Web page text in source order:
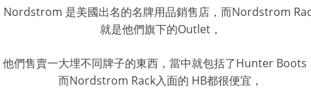
Nordstrom 是美國出名的名牌用品銷售店，而Nordstrom
就是他們旗下的Outlet，
他們售賣一大埋不同牌子的東西，當中就包括了Hunter Boots
而Nordstrom Rack入面的 HB都很便宜，